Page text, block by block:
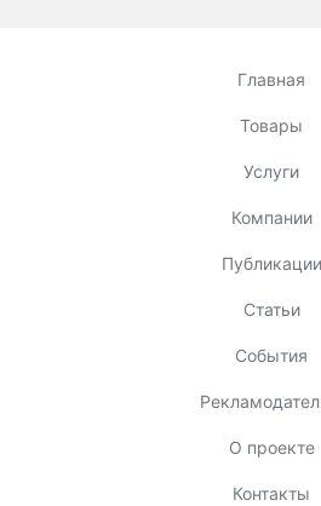
Главная
Товары
Услуги
Компании
Публикации
Статьи
События
О проекте
Контакты